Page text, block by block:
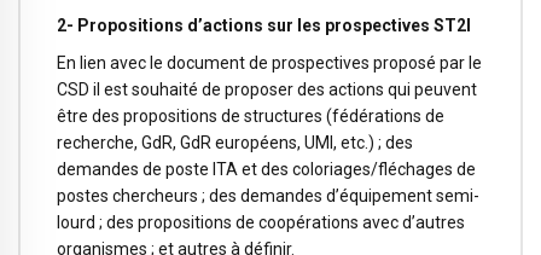
2- Propositions d’actions sur les prospectives ST2I
En lien avec le document de prospectives proposé par le
CSD il est souhaité de proposer des actions qui peuvent
être des propositions de structures (fédérations de
recherche, GdR, GdR européens, UMI, etc.) ; des
demandes de poste ITA et des coloriages/fléchages de
postes chercheurs ; des demandes d’équipement semi-
lourd ; des propositions de coopérations avec d’autres
organismes ; et autres à définir.